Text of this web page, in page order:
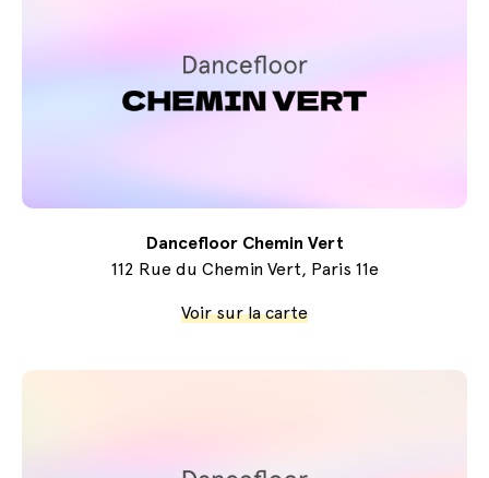
Dancefloor Chemin Vert
112 Rue du Chemin Vert, Paris 11e
Voir sur la carte